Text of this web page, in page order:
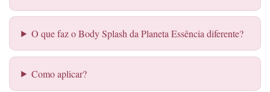
O que faz o Body Splash da Planeta Essência diferente?
Como aplicar?